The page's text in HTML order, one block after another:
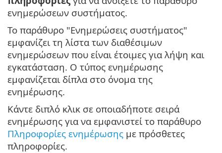
ενημερώσεων συστήματος.
Το παράθυρο "Ενημερώσεις συστήματος"
εμφανίζει τη λίστα των διαθέσιμων
ενημερώσεων που είναι έτοιμες για λήψη και
εγκατάσταση. Ο τύπος ενημέρωσης
εμφανίζεται δίπλα στο όνομα της
ενημέρωσης.
Κάντε διπλό κλικ σε οποιαδήποτε σειρά
ενημέρωσης για να εμφανιστεί το παράθυρο
Πληροφορίες ενημέρωσης με πρόσθετες
πληροφορίες.